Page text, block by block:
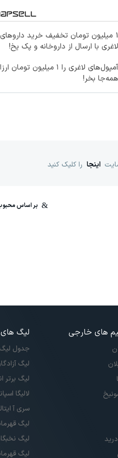
1 میلیون تومان تخفیف خرید داروهای
لاغری با ارسال از داروخانه و پک یخ!
آمپول‌های لاغری را ۱ میلیون
همه‌جا بخر!
اینجا را کلیک کنید
های خارجی لیگ های
جدول لیگ
لیگ
لیگ برتر
لالیگا
سری آ
لیگ
لیگ
لیگ